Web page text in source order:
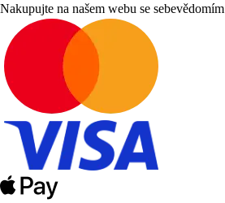
Nakupujte na našem webu se sebevědomím